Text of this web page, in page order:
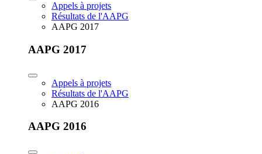
Appels à projets
Résultats de l'AAPG
AAPG 2017
AAPG 2017
Appels à projets
Résultats de l'AAPG
AAPG 2016
AAPG 2016